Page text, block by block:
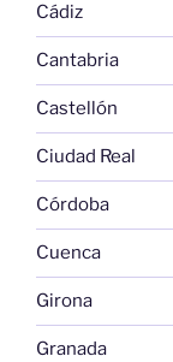
Cádiz
Cantabria
Castellón
Ciudad Real
Córdoba
Cuenca
Girona
Granada